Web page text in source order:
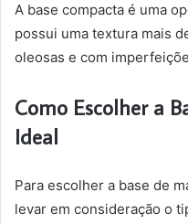
A base compacta é uma
possui uma textura mais
oleosas e com
Como Escolher a
Ideal
Para escolher a base de
levar em consideração o